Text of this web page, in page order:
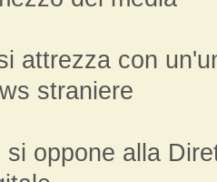
attrezza con
straniere
si oppone alla